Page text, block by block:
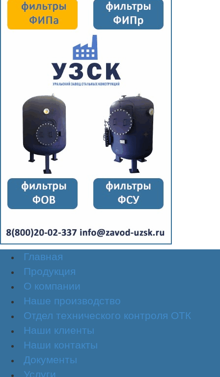
Главная
Продукция
О компании
Наше производство
Отдел технического контроля ОТК
Наши клиенты
Наши контакты
Документы
Услуги